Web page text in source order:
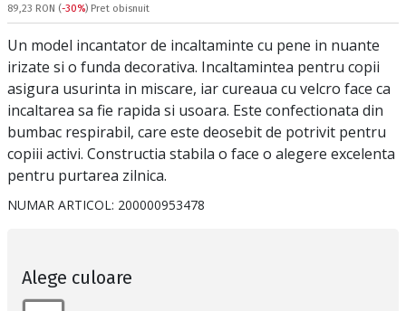
Pret obisnuit:
89,23 RON (-30%) Pret obisnuit
Un model incantator de incaltaminte cu pene in nuante
irizate si o funda decorativa. Incaltamintea pentru copii
asigura usurinta in miscare, iar cureaua cu velcro face ca
incaltarea sa fie rapida si usoara. Este confectionata din
bumbac respirabil, care este deosebit de potrivit pentru
copiii activi. Constructia stabila o face o alegere excelenta
pentru purtarea zilnica.
NUMAR ARTICOL: 200000953478
Alege culoare